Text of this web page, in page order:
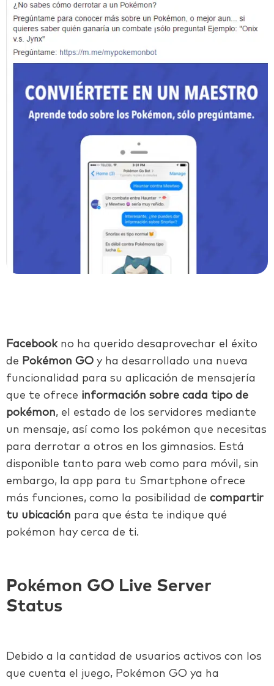
Facebookno ha querido desaprovechar el éxito
de Pokémon GO y ha desarrollado una nueva
funcionalidad para su aplicación de mensajería
que te ofrece información sobre cada tipo de
pokémon, el estado de los servidores mediante
un mensaje, así como los pokémon que necesitas
para derrotar a otros en los gimnasios. Está
disponible tanto para web como para móvil, sin
embargo, la app para tu Smartphone ofrece
más funciones, como la posibilidad de compartir
tu ubicación para que ésta te indique qué
pokémon hay cerca de ti.
Pokémon GO Live Server
Status
Debido a la cantidad de usuarios activos con los
que cuenta el juego, Pokémon GO ya ha